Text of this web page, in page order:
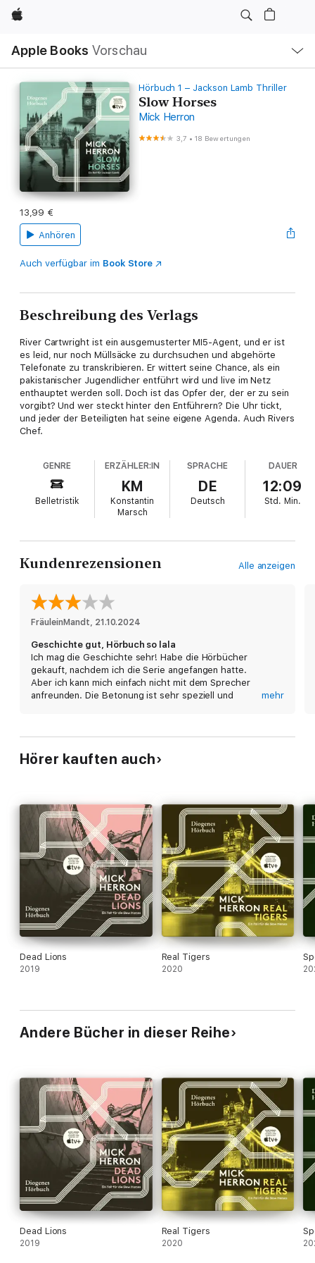
Apple
Apple Books Vorschau
Navigation
Menü
öffnen
Hörbuch 1 – Jackson Lamb Thriller
Slow Horses
Mick Herron
3,7 •18 Bewertungen
13,99 €
Anhören
Auch verfügbar im Book Store
Beschreibung des Verlags
River Cartwright ist ein ausgemusterter MI5-Agent, und er ist
es leid, nur noch Müllsäcke zu durchsuchen und abgehörte
Telefonate zu transkribieren. Er wittert seine Chance, als ein
pakistanischer Jugendlicher entführt wird und live im Netz
enthauptet werden soll. Doch ist das Opfer der, der er zu sein
vorgibt? Und wer steckt hinter den Entführern? Die Uhr tickt,
und jeder der Beteiligten hat seine eigene Agenda. Auch Rivers
Chef.
GENRE
Belletristik
ERZÄHLER:IN
KM
Konstantin
Marsch
SPRACHE
DE
Deutsch
DAUER
12:09
Std. Min.
Kundenrezensionen Alle anzeigen
FräuleinMandt 21.10.2024
Geschichte gut, Hörbuch so lala
Ich mag die Geschichte sehr! Habe die Hörbücher
gekauft, nachdem ich die Serie angefangen hatte.
Aber ich kann mich einfach nicht mit dem Sprecher
anfreunden. Die Betonung ist sehr speziell und
mehr
Hörer kauften auch
Dead Lions
2019
Real Tigers
2020
Andere Bücher in dieser Reihe
Dead Lions
2019
Real Tigers
2020